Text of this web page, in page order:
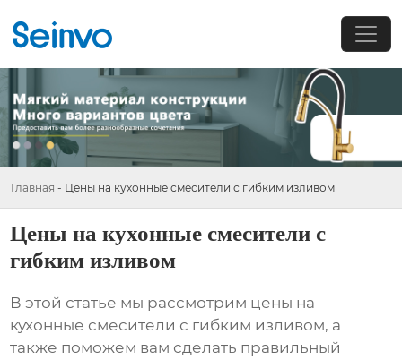
Главная - Цены на кухонные смесители с гибким изливом
Цены на кухонные смесители с
гибким изливом
В этой статье мы рассмотрим цены на
кухонные смесители с гибким изливом, а
также поможем вам сделать правильный